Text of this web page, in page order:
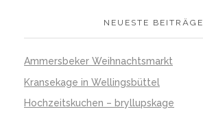
NEUESTE BEITRÄGE
Ammersbeker Weihnachtsmarkt
Kransekage in Wellingsbüttel
Hochzeitskuchen – bryllupskage